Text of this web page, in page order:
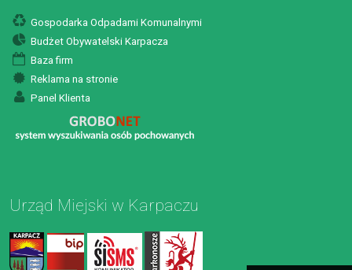
Gospodarka Odpadami Komunalnymi
Budżet Obywatelski Karpacza
Baza firm
Reklama na stronie
Panel Klienta
Urząd Miejski w Karpaczu